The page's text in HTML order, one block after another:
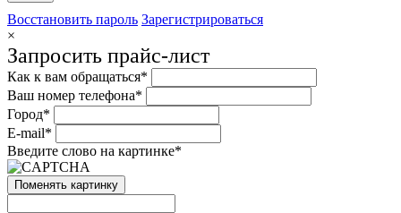
Восстановить пароль Зарегистрироваться
×
Запросить прайс-лист
Как к вам обращаться*
Ваш номер телефона*
Город*
E-mail*
Введите слово на картинке*
Поменять картинку